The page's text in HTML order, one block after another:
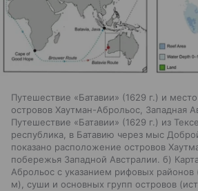
Путешествие «Батавии» (1629 г.) и
островов Хаутман-Аброльос, Западная
Путешествие «Батавии» (1629 г.) из
республика, в Батавию через мыс
показано расположение островов
побережья Западной Австралии. б)
Аброльос с указанием рифовых районов
м), суши и основных групп островов